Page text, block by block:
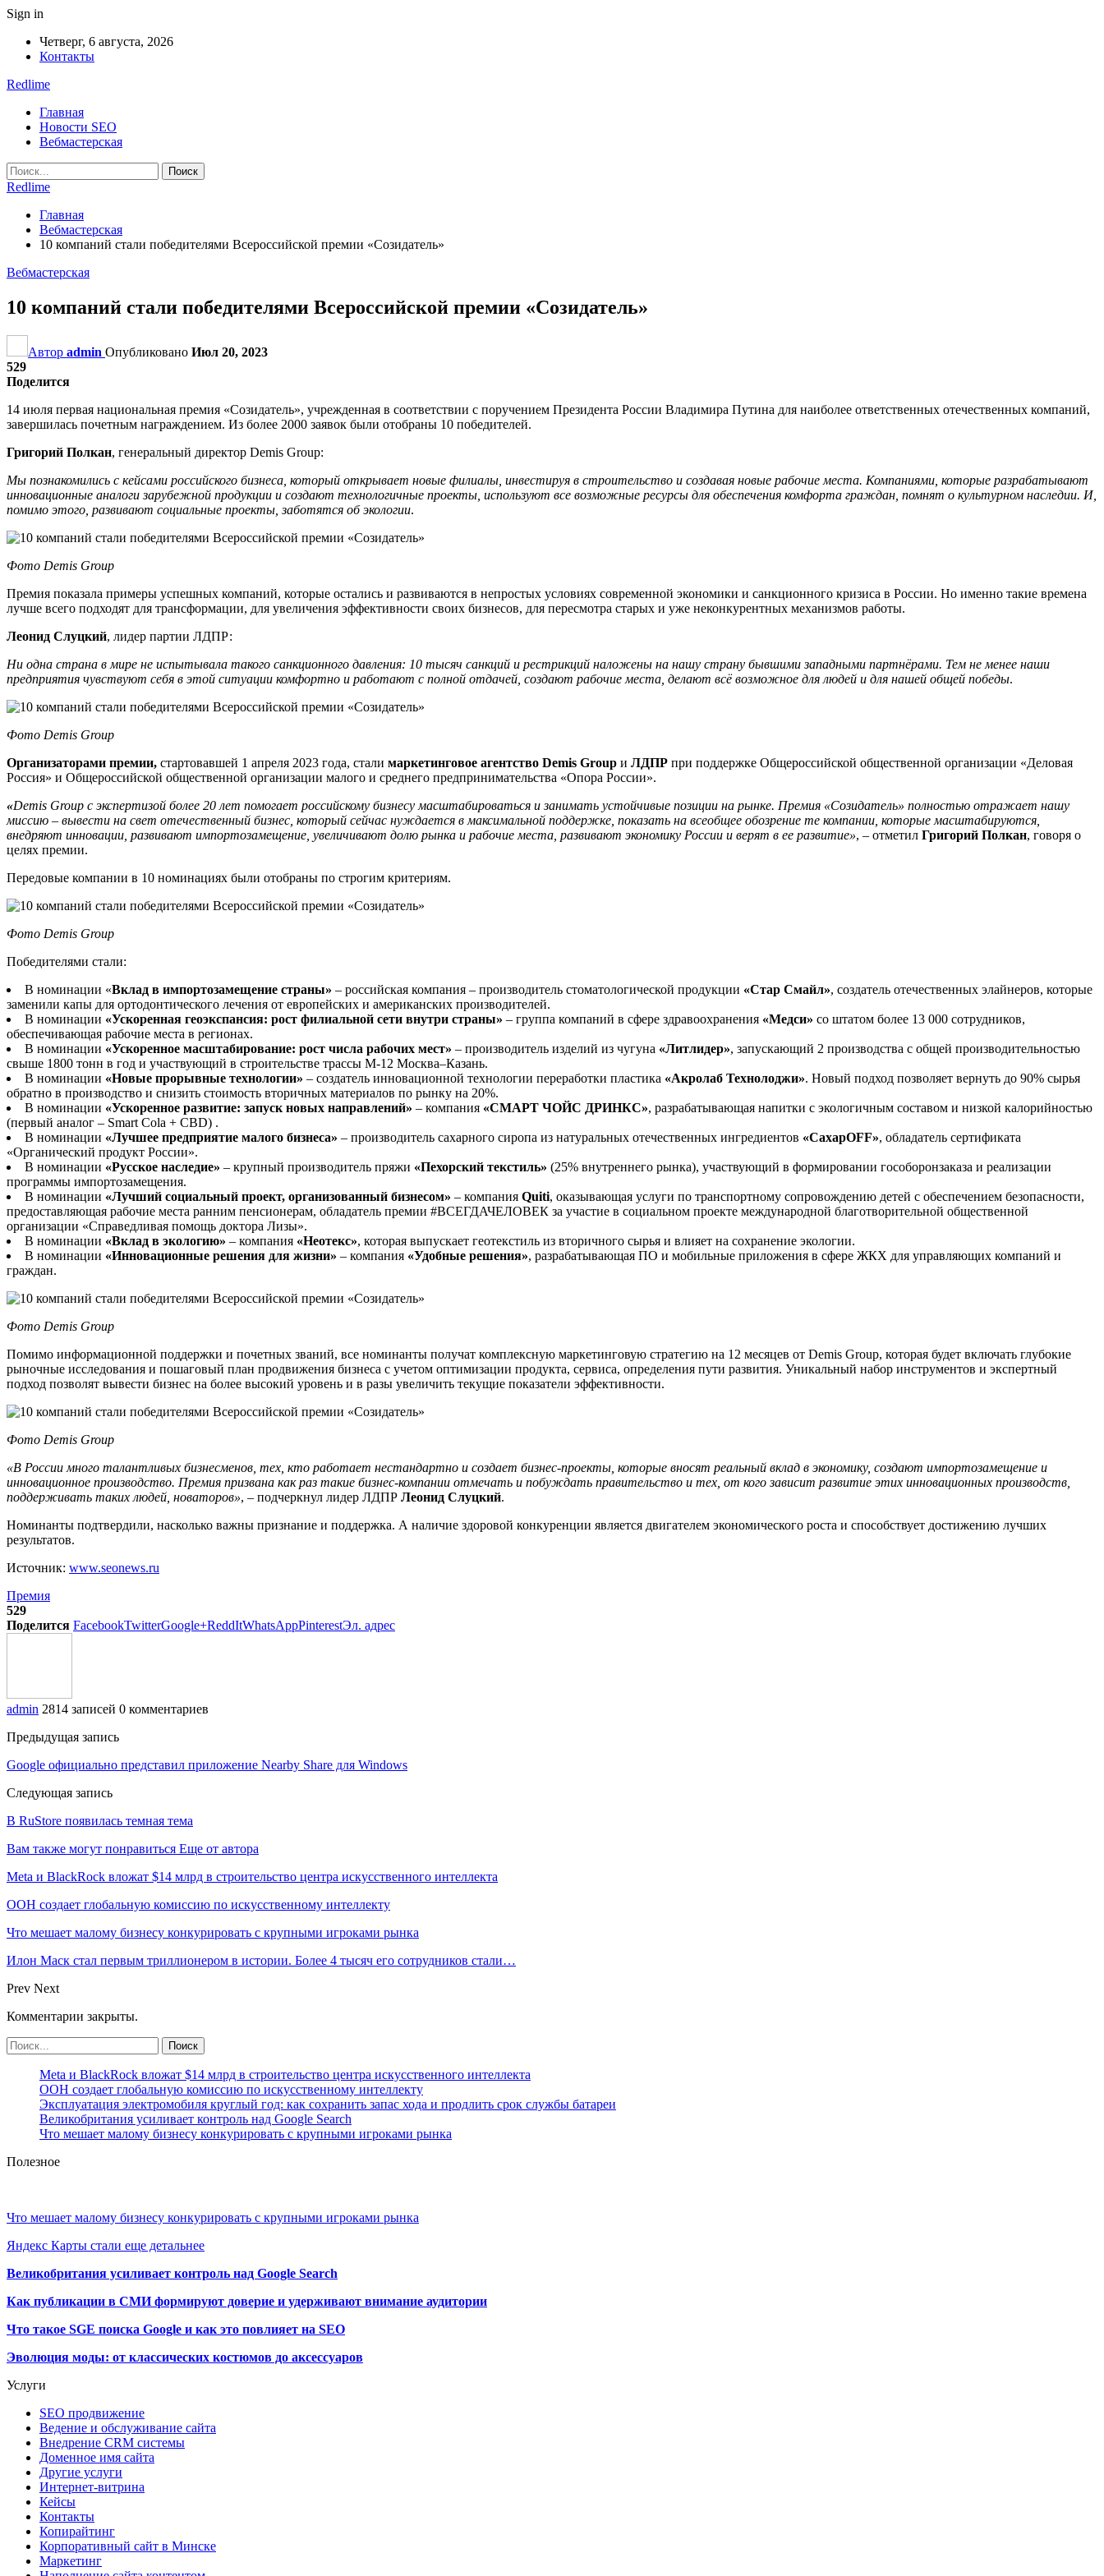
Sign in
Четверг, 6 августа, 2026
Контакты
Redlime
Главная
Новости SEO
Вебмастерская
Redlime
Главная
Вебмастерская
10 компаний стали победителями Всероссийской премии «Созидатель»
Вебмастерская
10 компаний стали победителями Всероссийской премии «Созидатель»
Автор admin Опубликовано Июл 20, 2023
529
Поделится
14 июля первая национальная премия «Созидатель», учрежденная в соответствии с поручением Президента России Владимира Путина для наиболее ответственных отечественных компаний,
завершилась почетным награждением. Из более 2000 заявок были отобраны 10 победителей.
Григорий Полкан, генеральный директор Demis Group:
Мы познакомились с кейсами российского бизнеса, который открывает новые филиалы, инвестируя в строительство и создавая новые рабочие места. Компаниями, которые разрабатывают
инновационные аналоги зарубежной продукции и создают технологичные проекты, используют все возможные ресурсы для обеспечения комфорта граждан, помнят о культурном наследии. И,
помимо этого, развивают социальные проекты, заботятся об экологии.
Фото Demis Group
Премия показала примеры успешных компаний, которые остались и развиваются в непростых условиях современной экономики и санкционного кризиса в России. Но именно такие времена
лучше всего подходят для трансформации, для увеличения эффективности своих бизнесов, для пересмотра старых и уже неконкурентных механизмов работы.
Леонид Слуцкий, лидер партии ЛДПР:
Ни одна страна в мире не испытывала такого санкционного давления: 10 тысяч санкций и рестрикций наложены на нашу страну бывшими западными партнёрами. Тем не менее наши
предприятия чувствуют себя в этой ситуации комфортно и работают с полной отдачей, создают рабочие места, делают всё возможное для людей и для нашей общей победы.
Фото Demis Group
Организаторами премии, стартовавшей 1 апреля 2023 года, стали маркетинговое агентство Demis Group и ЛДПР при поддержке Общероссийской общественной организации «Деловая
Россия» и Общероссийской общественной организации малого и среднего предпринимательства «Опора России».
«Demis Group с экспертизой более 20 лет помогает российскому бизнесу масштабироваться и занимать устойчивые позиции на рынке. Премия «Созидатель» полностью отражает нашу
миссию – вывести на свет отечественный бизнес, который сейчас нуждается в максимальной поддержке, показать на всеобщее обозрение те компании, которые масштабируются,
внедряют инновации, развивают импортозамещение, увеличивают долю рынка и рабочие места, развивают экономику России и верят в ее развитие», – отметил Григорий Полкан, говоря о
целях премии.
Передовые компании в 10 номинациях были отобраны по строгим критериям.
Фото Demis Group
Победителями стали:
В номинации «Вклад в импортозамещение страны» – российская компания – производитель стоматологической продукции «Стар Смайл», создатель отечественных элайнеров, которые
заменили капы для ортодонтического лечения от европейских и американских производителей.
В номинации «Ускоренная геоэкспансия: рост филиальной сети внутри страны» – группа компаний в сфере здравоохранения «Медси» со штатом более 13 000 сотрудников,
обеспечивающая рабочие места в регионах.
В номинации «Ускоренное масштабирование: рост числа рабочих мест» – производитель изделий из чугуна «Литлидер», запускающий 2 производства с общей производительностью
свыше 1800 тонн в год и участвующий в строительстве трассы М-12 Москва–Казань.
В номинации «Новые прорывные технологии» – создатель инновационной технологии переработки пластика «Акролаб Технолоджи». Новый подход позволяет вернуть до 90% сырья
обратно в производство и снизить стоимость вторичных материалов по рынку на 20%.
В номинации «Ускоренное развитие: запуск новых направлений» – компания «СМАРТ ЧОЙС ДРИНКС», разрабатывающая напитки с экологичным составом и низкой калорийностью
(первый аналог – Smart Cola + CBD) .
В номинации «Лучшее предприятие малого бизнеса» – производитель сахарного сиропа из натуральных отечественных ингредиентов «СахарOFF», обладатель сертификата
«Органический продукт России».
В номинации «Русское наследие» – крупный производитель пряжи «Пехорский текстиль» (25% внутреннего рынка), участвующий в формировании гособоронзаказа и реализации
программы импортозамещения.
В номинации «Лучший социальный проект, организованный бизнесом» – компания Quiti, оказывающая услуги по транспортному сопровождению детей с обеспечением безопасности,
предоставляющая рабочие места ранним пенсионерам, обладатель премии #ВСЕГДАЧЕЛОВЕК за участие в социальном проекте международной благотворительной общественной
организации «Справедливая помощь доктора Лизы».
В номинации «Вклад в экологию» – компания «Неотекс», которая выпускает геотекстиль из вторичного сырья и влияет на сохранение экологии.
В номинации «Инновационные решения для жизни» – компания «Удобные решения», разрабатывающая ПО и мобильные приложения в сфере ЖКХ для управляющих компаний и
граждан.
Фото Demis Group
Помимо информационной поддержки и почетных званий, все номинанты получат комплексную маркетинговую стратегию на 12 месяцев от Demis Group, которая будет включать глубокие
рыночные исследования и пошаговый план продвижения бизнеса с учетом оптимизации продукта, сервиса, определения пути развития. Уникальный набор инструментов и экспертный
подход позволят вывести бизнес на более высокий уровень и в разы увеличить текущие показатели эффективности.
Фото Demis Group
«В России много талантливых бизнесменов, тех, кто работает нестандартно и создает бизнес-проекты, которые вносят реальный вклад в экономику, создают импортозамещение и
инновационное производство. Премия призвана как раз такие бизнес-компании отмечать и побуждать правительство и тех, от кого зависит развитие этих инновационных производств,
поддерживать таких людей, новаторов», – подчеркнул лидер ЛДПР Леонид Слуцкий.
Номинанты подтвердили, насколько важны признание и поддержка. А наличие здоровой конкуренции является двигателем экономического роста и способствует достижению лучших
результатов.
Источник: www.seonews.ru
Премия
529
Поделится FacebookTwitterGoogle+ReddItWhatsAppPinterestЭл. адрес
admin 2814 записей 0 комментариев
Предыдущая запись
Google официально представил приложение Nearby Share для Windows
Следующая запись
В RuStore появилась темная тема
Вам также могут понравиться Еще от автора
Meta и BlackRock вложат $14 млрд в строительство центра искусственного интеллекта
ООН создает глобальную комиссию по искусственному интеллекту
Что мешает малому бизнесу конкурировать с крупными игроками рынка
Илон Маск стал первым триллионером в истории. Более 4 тысяч его сотрудников стали…
Prev Next
Комментарии закрыты.
Meta и BlackRock вложат $14 млрд в строительство центра искусственного интеллекта
ООН создает глобальную комиссию по искусственному интеллекту
Эксплуатация электромобиля круглый год: как сохранить запас хода и продлить срок службы батареи
Великобритания усиливает контроль над Google Search
Что мешает малому бизнесу конкурировать с крупными игроками рынка
Полезное
Что мешает малому бизнесу конкурировать с крупными игроками рынка
Яндекс Карты стали еще детальнее
Великобритания усиливает контроль над Google Search
Как публикации в СМИ формируют доверие и удерживают внимание аудитории
Что такое SGE поиска Google и как это повлияет на SEO
Эволюция моды: от классических костюмов до аксессуаров
Услуги
SEO продвижение
Ведение и обслуживание сайта
Внедрение CRM системы
Доменное имя сайта
Другие услуги
Интернет-витрина
Кейсы
Контакты
Копирайтинг
Корпоративный сайт в Минске
Маркетинг